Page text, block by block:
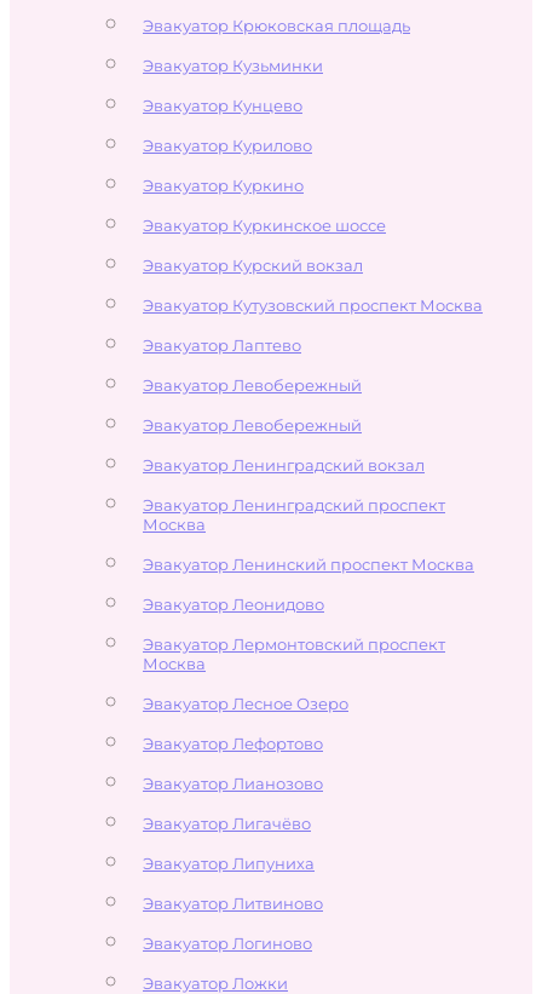
Эвакуатор Крюковская площадь
Эвакуатор Кузьминки
Эвакуатор Кунцево
Эвакуатор Курилово
Эвакуатор Куркино
Эвакуатор Куркинское шоссе
Эвакуатор Курский вокзал
Эвакуатор Кутузовский проспект Москва
Эвакуатор Лаптево
Эвакуатор Левобережный
Эвакуатор Левобережный
Эвакуатор Ленинградский вокзал
Эвакуатор Ленинградский проспект
Москва
Эвакуатор Ленинский проспект Москва
Эвакуатор Леонидово
Эвакуатор Лермонтовский проспект
Москва
Эвакуатор Лесное Озеро
Эвакуатор Лефортово
Эвакуатор Лианозово
Эвакуатор Лигачёво
Эвакуатор Липуниха
Эвакуатор Литвиново
Эвакуатор Логиново
Эвакуатор Ложки